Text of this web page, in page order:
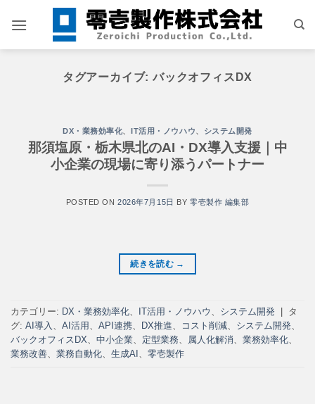
タグアーカイブ: バックオフィスDX
DX・業務効率化、IT活用・ノウハウ、 システム開発
那須塩原・栃木県北のAI・DX導入支援｜中
小企業の現場に寄り添うパートナー
POSTED ON2026年7月15日 BY 零壱製作 編集部
続きを読む →
カテゴリー: DX・業務効率化 IT活用・ノウハウ システム開発
タ
グ: AI導入 AI活用 API連携 DX推進 コスト削減 システム開発
バックオフィスDX
中小企業 定型業務 属人化解消 業務効率化
業務改善
業務自動化 生成AI 零壱製作